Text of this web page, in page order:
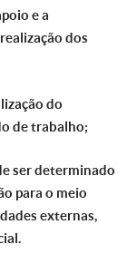
e a
dos
do
de trabalho;
ser determinado
para o meio
externas,